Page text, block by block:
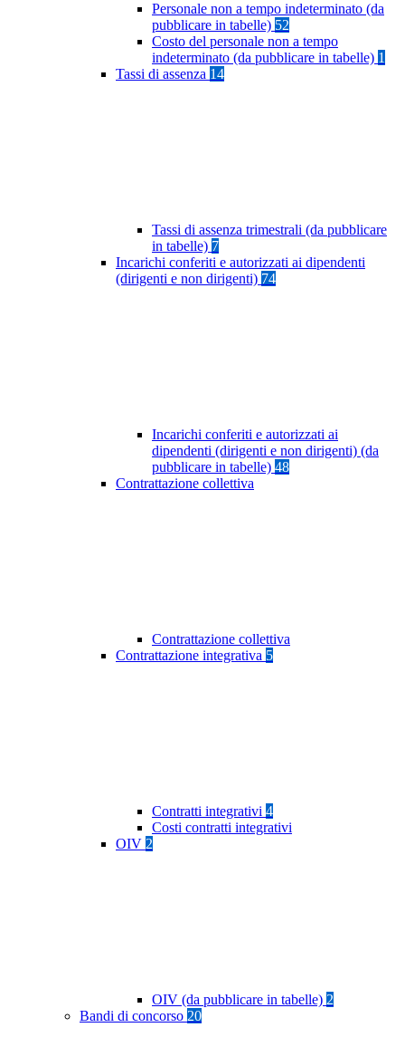
Personale non a tempo indeterminato (da
pubblicare in tabelle) 52
Costo del personale non a tempo
indeterminato (da pubblicare in tabelle) 1
Tassi di assenza 14
Tassi di assenza trimestrali (da pubblicare
in tabelle) 7
Incarichi conferiti e autorizzati ai dipendenti
(dirigenti e non dirigenti) 74
Incarichi conferiti e autorizzati ai
dipendenti (dirigenti e non dirigenti) (da
pubblicare in tabelle) 48
Contrattazione collettiva
Contrattazione collettiva
Contrattazione integrativa 5
Contratti integrativi 4
Costi contratti integrativi
OIV 2
OIV (da pubblicare in tabelle) 2
Bandi di concorso 20